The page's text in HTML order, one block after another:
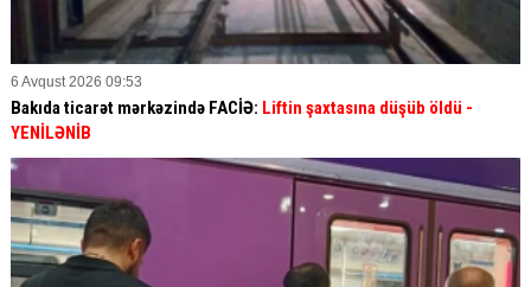
6 Avqust 2026 09:53
Bakıda ticarət mərkəzində FACİƏ: Liftin şaxtasına düşüb öldü -
YENİLƏNİB